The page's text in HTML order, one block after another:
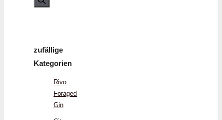
zufällige
Kategorien
Rivo
Foraged
Gin